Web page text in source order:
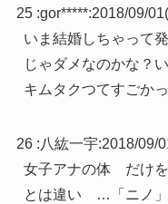
25 :gor*****:2018/09/
いま結婚しちゃって
じゃダメなのかな？
キムタクつてすごかっ
26 :八紘一宇:2018/09/
女子アナの体 だけ
とは違い …「ニノ」